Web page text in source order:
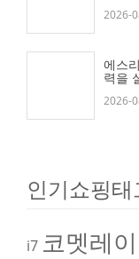
2026-
에스
력을
2026-
인기쇼핑태
i7 코멧레